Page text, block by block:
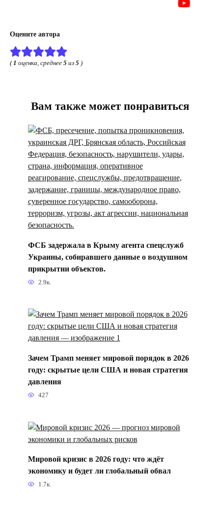
Оцените автора
(1 оценка, среднее 5 из 5 )
Вам также может понравиться
ФСБ задержала в Крыму агента спецслужб
Украины, собиравшего данные о воздушном
прикрытии объектов.
2.9к.
Зачем Трамп меняет мировой порядок в 2026
году: скрытые цели США и новая стратегия
давления
427
Мировой кризис в 2026 году: что ждёт
экономику и будет ли глобальный обвал
1.7к.